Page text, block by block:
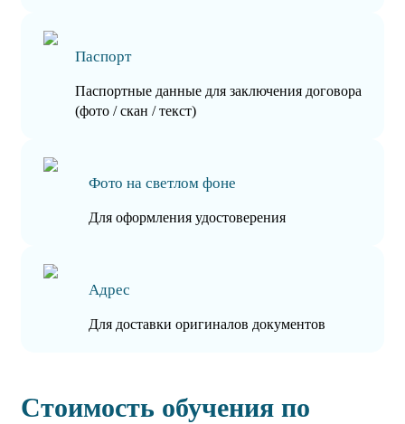
Паспорт
Паспортные данные для заключения договора
(фото / скан / текст)
Фото на светлом фоне
Для оформления удостоверения
Адрес
Для доставки оригиналов документов
Стоимость обучения по